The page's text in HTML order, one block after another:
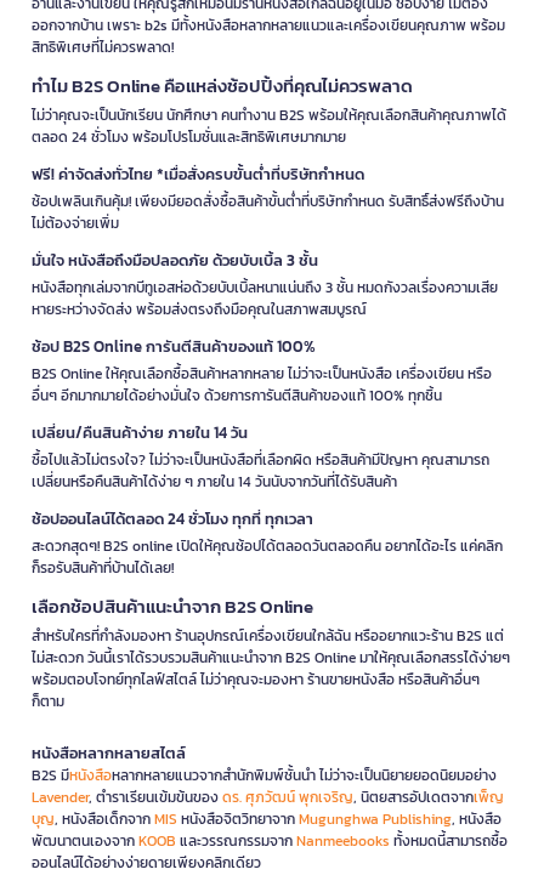
ออกจากบ้าน เพราะ b2s มีทั้งหนังสือหลากหลายแนวและเครื่องเขียนคุณภาพ พร้อม
สิทธิพิเศษที่ไม่ควรพลาด!
ทำไม B2S Online คือแหล่งช้อปปิ้งที่คุณไม่ควรพลาด
ไม่ว่าคุณจะเป็นนักเรียน นักศึกษา คนทำงาน B2S พร้อมให้คุณเลือกสินค้าคุณภาพได้
ตลอด 24 ชั่วโมง พร้อมโปรโมชั่นและสิทธิพิเศษมากมาย
ฟรี! ค่าจัดส่งทั่วไทย *เมื่อสั่งครบขั้นต่ำที่บริษัทกำหนด
ช้อปเพลินเกินคุ้ม! เพียงมียอดสั่งซื้อสินค้าขั้นต่ำที่บริษัทกำหนด รับสิทธิ์ส่งฟรีถึงบ้าน
ไม่ต้องจ่ายเพิ่ม
มั่นใจ หนังสือถึงมือปลอดภัย ด้วยบับเบิ้ล 3 ชั้น
หนังสือทุกเล่มจากบีทูเอสห่อด้วยบับเบิ้ลหนาแน่นถึง 3 ชั้น หมดกังวลเรื่องความเสีย
หายระหว่างจัดส่ง พร้อมส่งตรงถึงมือคุณในสภาพสมบูรณ์
ช้อป B2S Online การันตีสินค้าของแท้ 100%
B2S Online ให้คุณเลือกซื้อสินค้าหลากหลาย ไม่ว่าจะเป็นหนังสือ เครื่องเขียน หรือ
อื่นๆ อีกมากมายได้อย่างมั่นใจ ด้วยการการันตีสินค้าของแท้ 100% ทุกชิ้น
เปลี่ยน/คืนสินค้าง่าย ภายใน 14 วัน
ซื้อไปแล้วไม่ตรงใจ? ไม่ว่าจะเป็นหนังสือที่เลือกผิด หรือสินค้ามีปัญหา คุณสามารถ
เปลี่ยนหรือคืนสินค้าได้ง่าย ๆ ภายใน 14 วันนับจากวันที่ได้รับสินค้า
ช้อปออนไลน์ได้ตลอด 24 ชั่วโมง ทุกที่ ทุกเวลา
สะดวกสุดๆ! B2S online เปิดให้คุณช้อปได้ตลอดวันตลอดคืน อยากได้อะไร แค่คลิก
ก็รอรับสินค้าที่บ้านได้เลย!
เลือกช้อปสินค้าแนะนำจาก B2S Online
สำหรับใครที่กำลังมองหา ร้านอุปกรณ์เครื่องเขียนใกล้ฉัน หรืออยากแวะร้าน B2S แต่
ไม่สะดวก วันนี้เราได้รวบรวมสินค้าแนะนำจาก B2S Online มาให้คุณเลือกสรรได้ง่ายๆ
พร้อมตอบโจทย์ทุกไลฟ์สไตล์ ไม่ว่าคุณจะมองหา ร้านขายหนังสือ หรือสินค้าอื่นๆ
ก็ตาม
หนังสือหลากหลายสไตล์
B2S มีหนังสือหลากหลายแนวจากสำนักพิมพ์ชั้นนำ ไม่ว่าจะเป็นนิยายยอดนิยมอย่าง
Lavender, ตำราเรียนเข้มข้นของดร. ศุภวัฒน์ พุกเจริญ, นิตยสารอัปเดตจากเพ็ญ
บุญ, หนังสือเด็กจากMIS หนังสือจิตวิทยาจากMugunghwa Publishing, หนังสือ
พัฒนาตนเองจากKOOB และวรรณกรรมจากNanmeebooks ทั้งหมดนี้สามารถซื้อ
ออนไลน์ได้อย่างง่ายดายเพียงคลิกเดียว